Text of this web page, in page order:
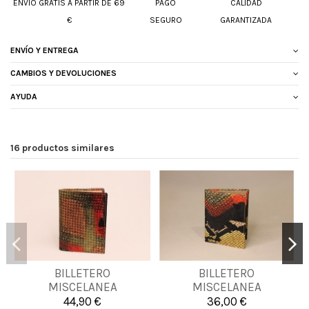
ENVIÓ GRATIS A PARTIR DE 69
€
PAGO
SEGURO
CALIDAD
GARANTIZADA
ENVÍO Y ENTREGA
CAMBIOS Y DEVOLUCIONES
AYUDA
16 productos similares
BILLETERO
MISCELANEA
44,90 €
UNICA
Añadir al carrito
BILLETERO
MISCELANEA
36,00 €
UNICA
Añadir al carrito